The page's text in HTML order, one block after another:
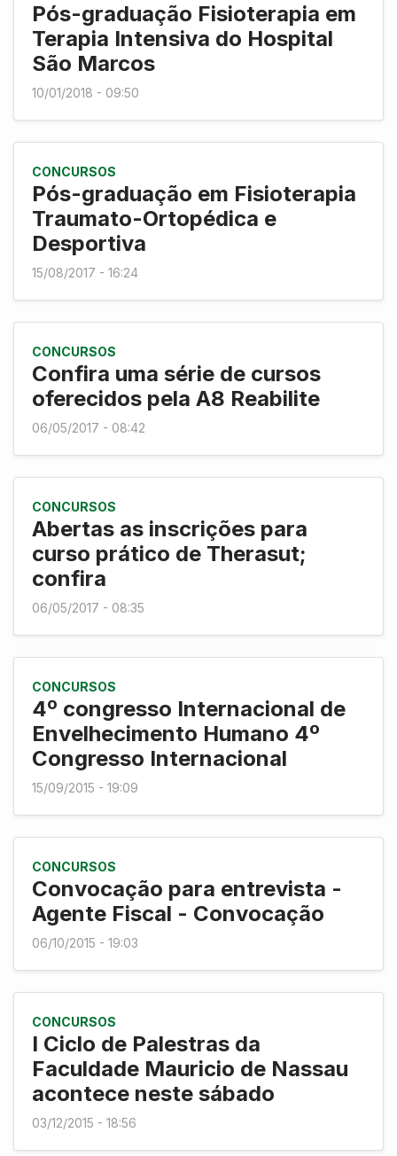
Pós-graduação Fisioterapia em
Terapia Intensiva do Hospital
São Marcos
10/01/2018 - 09:50
CONCURSOS
Pós-graduação em Fisioterapia
Traumato-Ortopédica e
Desportiva
15/08/2017 - 16:24
CONCURSOS
Confira uma série de cursos
oferecidos pela A8 Reabilite
06/05/2017 - 08:42
CONCURSOS
Abertas as inscrições para
curso prático de Therasut;
confira
06/05/2017 - 08:35
CONCURSOS
4º congresso Internacional de
Envelhecimento Humano 4º
Congresso Internacional
15/09/2015 - 19:09
CONCURSOS
Convocação para entrevista -
Agente Fiscal - Convocação
06/10/2015 - 19:03
CONCURSOS
I Ciclo de Palestras da
Faculdade Mauricio de Nassau
acontece neste sábado
03/12/2015 - 18:56